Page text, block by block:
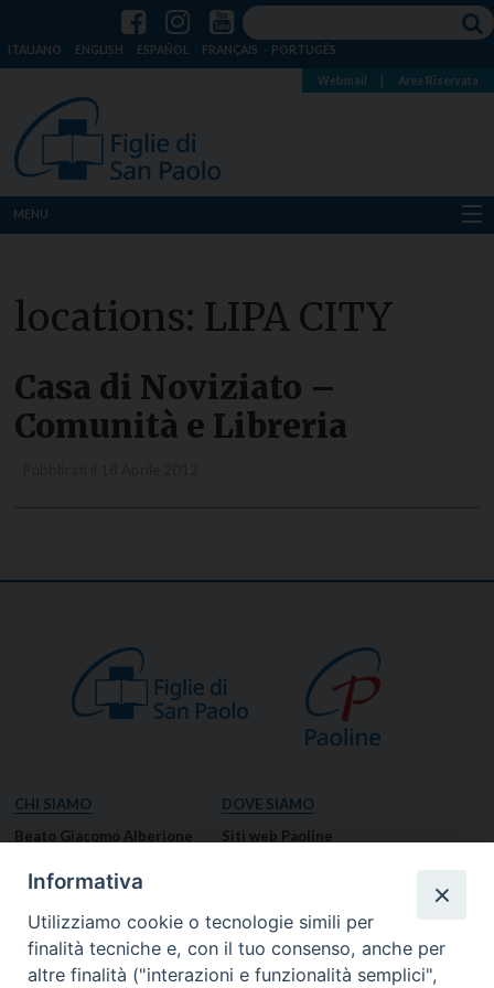
ITALIANO ENGLISH ESPAÑOL FRANÇAIS PORTUGÊS
Webmail Area Riservata
MENU
Dove siamo
Risorse
locations: LIPA CITY
Casa di Noviziato –
Comunità e Libreria
CHI SIAMO
Beato Giacomo Alberione
Venerabile Tecla Merlo
Missione Paolina
Luoghi delle Origini
DOVE SIAMO
Siti web Paoline
Notizie dal governo generale
Notizie in breve
Informativa
Utilizziamo cookie o tecnologie simili per
finalità tecniche e, con il tuo consenso, anche per
altre finalità ("interazioni e funzionalità semplici",